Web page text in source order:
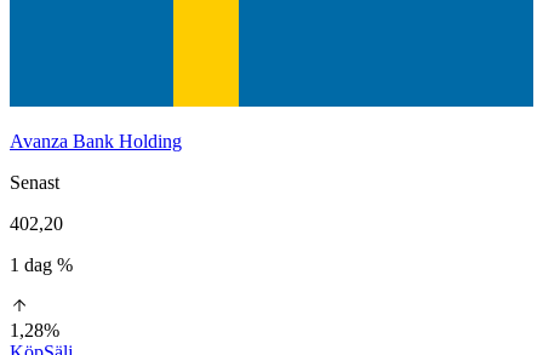
Avanza Bank Holding
Senast
402,20
1 dag %
1,28%